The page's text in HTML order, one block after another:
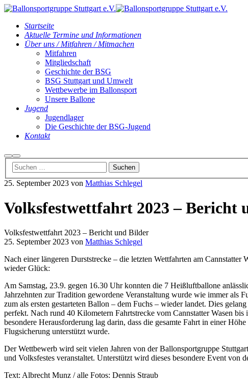
Startseite
Aktuelle Termine und Informationen
Über uns / Mitfahren / Mitmachen
Mitfahren
Mitgliedschaft
Geschichte der BSG
BSG Stuttgart und Umwelt
Wettbewerbe im Ballonsport
Unsere Ballone
Jugend
Jugendlager
Die Geschichte der BSG-Jugend
Kontakt
Suchen
Hauptmenü
25. September 2023 von Matthias Schlegel
Volksfestwettfahrt 2023 – Bericht
Volksfestwettfahrt 2023 – Bericht und Bilder
25. September 2023 von Matthias Schlegel
Nach einer längeren Durststrecke – die letzten Wettfahrten am
wieder Glück:
Am Samstag, 23.9. gegen 16.30 Uhr konnten die 7 Heißluftballone
Jahrzehnten zur Tradition gewordene Veranstaltung wurde wie immer als
zum als ersten gestarteten Ballon – dem Fuchs – wieder landet. Dies
perfekt. Nach rund 40 Kilometern Fahrtstrecke vom Cannstatter Wasen
besondere Herausforderung lag darin, dass die gesamte Fahrt in einer
Flugsicherung unterstützt wurde.
Der Wettbewerb wird seit vielen Jahren von der Ballonsportgruppe
und Volksfestes veranstaltet. Unterstützt wird dieses besondere Event von
Text: Albrecht Munz / alle Fotos: Dennis Straub